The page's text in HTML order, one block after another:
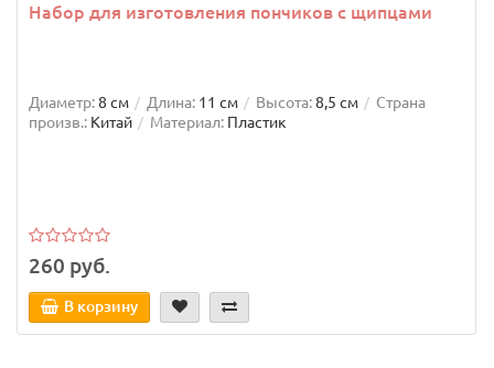
Набор для изготовления пончиков с щипцами
Диаметр:8 см Длина: 11 см Высота:8,5 см
Страна
произв.: Китай Материал: Пластик
260 руб.
В корзину